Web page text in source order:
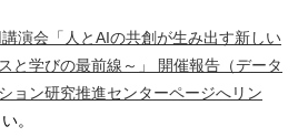
演会「人とAIの共創が生み出す新しい
と学びの最前線～」 開催報告（データ
ョン研究推進センターページへリン
。